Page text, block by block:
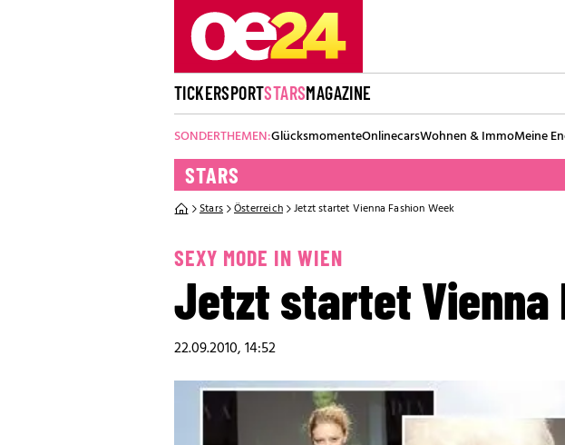
TICKERSPORTSTARSMAGAZINE
SONDERTHEMEN:GlücksmomenteOnlinecarsWohnen & ImmoMeine
STARS
Stars Österreich Jetzt startet Vienna Fashion Week
SEXY MODE IN WIEN
Jetzt startet Vienna
22.09.2010, 14:52